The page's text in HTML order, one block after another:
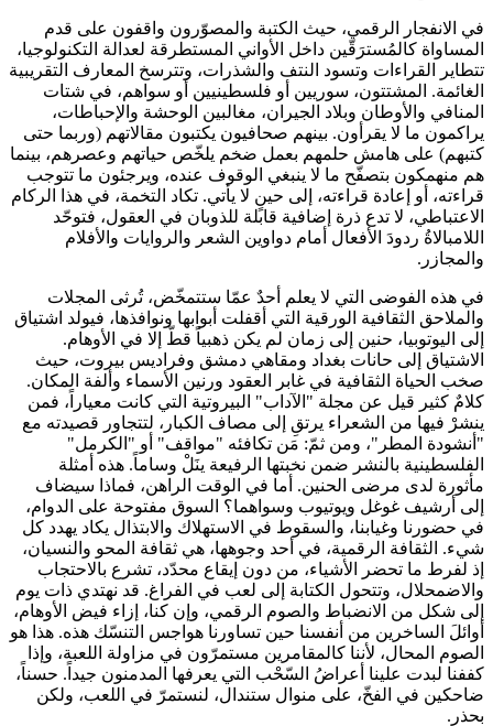
في الانفجار الرقمي، حيث الكتبة والمصوّرون واقفون على قدم
المساواة كالمُسترَقّين داخل الأواني المستطرقة لعدالة التكنولوجيا،
تتطاير القراءات وتسود النتف والشذرات، وتترسخ المعارف التقريبية
الغائمة. المشتتون، سوريين أو فلسطينيين أو سواهم، في شتات
المنافي والأوطان وبلاد الجيران، مغالبين الوحشة والإحباطات،
يراكمون ما لا يقرأون. بينهم صحافيون يكتبون مقالاتهم (وربما حتى
كتبهم) على هامش حلمهم بعمل ضخم يلخّص حياتهم وعصرهم، بينما
هم منهمكون بتصفّح ما لا ينبغي الوقوف عنده، ويرجئون ما تتوجب
قراءته، أو إعادة قراءته، إلى حينٍ لا يأتي. تكاد التخمة، في هذا الركام
الاعتباطي، لا تدع ذرة إضافية قابلة للذوبان في العقول، فتوحّد
اللامبالاةُ ردودَ الأفعال أمام دواوين الشعر والروايات والأفلام
والمجازر.
في هذه الفوضى التي لا يعلم أحدٌ عمّا ستتمخّض، تُرثى المجلات
والملاحق الثقافية الورقية التي أقفلت أبوابها ونوافذها، فيولد اشتياق
إلى اليوتوبيا، حنين إلى زمان لم يكن ذهبياً قطّ إلا في الأوهام.
الاشتياق إلى حانات بغداد ومقاهي دمشق وفراديس بيروت، حيث
صخب الحياة الثقافية في غابر العقود ورنين الأسماء وألفة المكان.
كلامٌ كثير قيل عن مجلة "الآداب" البيروتية التي كانت معياراً، فمن
ينشرْ فيها من الشعراء يرتقِ إلى مصاف الكبار، لتتجاور قصيدته مع
"أنشودة المطر"، ومن ثمّ: مَن تكافئه "مواقف" أو "الكرمل"
الفلسطينية بالنشر ضمن نخبتها الرفيعة ينَلْ وساماً. هذه أمثلة
مأثورة لدى مرضى الحنين. أما في الوقت الراهن، فماذا سيضاف
إلى أرشيف غوغل ويوتيوب وسواهما؟ السوق مفتوحة على الدوام،
في حضورنا وغيابنا، والسقوط في الاستهلاك والابتذال يكاد يهدد كل
شيء. الثقافة الرقمية، في أحد وجوهها، هي ثقافة المحو والنسيان،
إذ لفرط ما تحضر الأشياء، من دون إيقاع محدّد، تشرع بالاحتجاب
والاضمحلال، وتتحول الكتابة إلى لعب في الفراغ. قد نهتدي ذات يوم
إلى شكل من الانضباط والصوم الرقمي، وإن كنا، إزاء فيض الأوهام،
أوائلَ الساخرين من أنفسنا حين تساورنا هواجس التنسّك هذه. هذا هو
الصوم المحال، لأننا كالمقامرين مستمرّون في مزاولة اللعبة، وإذا
كففنا لبدت علينا أعراضُ السّحْب التي يعرفها المدمنون جيداً. حسناً،
ضاحكين في الفخّ، على منوال ستندال، لنستمرّ في اللعب، ولكن
بحذر.